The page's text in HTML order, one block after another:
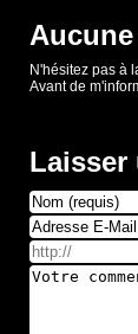
N'hésitez pas à
Avant de
Laisser